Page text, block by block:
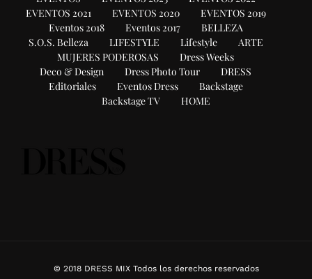
EVENTOS 2021
EVENTOS 2020
EVENTOS 2019
Eventos 2018
Eventos 2017
BELLEZA
S.O.S. Belleza
LIFESTYLE Lifestyle
ARTE
MUJERES PODEROSAS
Dress Weeks
Deco & Design
Dress Photo Tour
DRESS
Editoriales
Eventos Dress
Backstage
Backstage TV
HOME
© 2018 DRESS MIX Todos los derechos reservados